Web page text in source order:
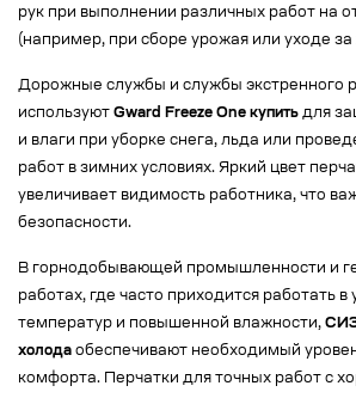
рук при выполнении различных работ на
(например, при сборе урожая или уходе
Дорожные службы и службы экстренного
используют Gward Freeze One купить для
и влаги при уборке снега, льда или
работ в зимних условиях. Яркий цвет
увеличивает видимость работника, что
безопасности.
В горнодобывающей промышленности и
работах, где часто приходится работать в
температур и повышенной влажности, СИЗ
холода обеспечивают необходимый
комфорта. Перчатки для точных работ с